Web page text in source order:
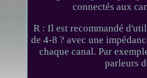
connectés aux
R : Il est recommandé
de 4-8 ? avec une
chaque canal. Par
parleurs